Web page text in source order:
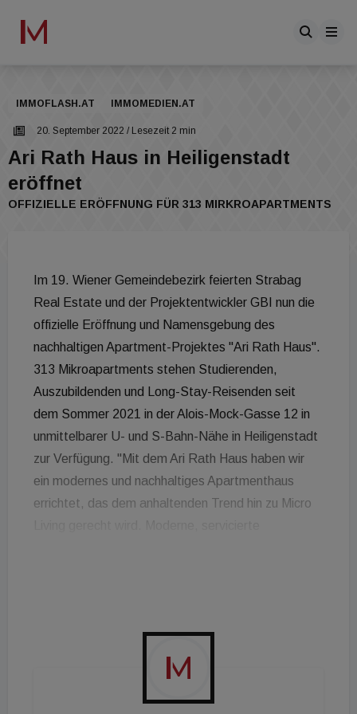
IMMOFLASH.AT IMMOMEDIEN.AT
20. September 2022 / Lesezeit 2 min
Ari Rath Haus in Heiligenstadt
eröffnet
OFFIZIELLE ERÖFFNUNG FÜR 313 MIRKROAPARTMENTS
Im 19. Wiener Gemeindebezirk feierten Strabag
Real Estate und der Projektentwickler GBI nun die
offizielle Eröffnung und Namensgebung des
nachhaltigen Apartment-Projektes "Ari Rath Haus".
313 Mikroapartments stehen Studierenden,
Auszubildenden und Long-Stay-Reisenden seit
dem Sommer 2021 in der Alois-Mock-Gasse 12 in
unmittelbarer U- und S-Bahn-Nähe in Heiligenstadt
zur Verfügung. "Mit dem Ari Rath Haus haben wir
ein modernes und nachhaltiges Apartmenthaus
errichtet, das dem anhaltenden Trend hin zu Micro
Strabag Real Estate Geschäftsführer. Der
SMARTments-Mix in Heiligenstadt ist Teil eines
gemeinsam von Strabag Real Estate und GBI
errichteten Areals. Zu diesem gehören ein von der